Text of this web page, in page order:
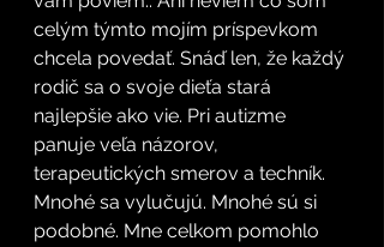
celým týmto mojím príspevkom
chcela povedať. Snáď len, že každý
rodič sa o svoje dieťa stará
najlepšie ako vie. Pri autizme
panuje veľa názorov,
terapeutických smerov a techník.
Mnohé sa vylučujú. Mnohé sú si
podobné. Mne celkom pomohlo